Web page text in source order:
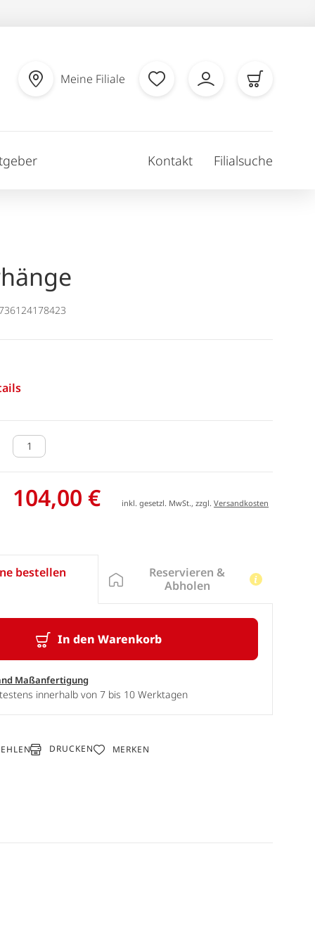
Meine Filiale
Kontakt Filialsuche
104,00 € inkl. gesetzl. MwSt., zzgl.Versandkosten
bestellen
In den Warenkorb
Maßanfertigung
innerhalb von 7 bis 10 Werktagen
Reservieren &
Abholen
DRUCKEN MERKEN